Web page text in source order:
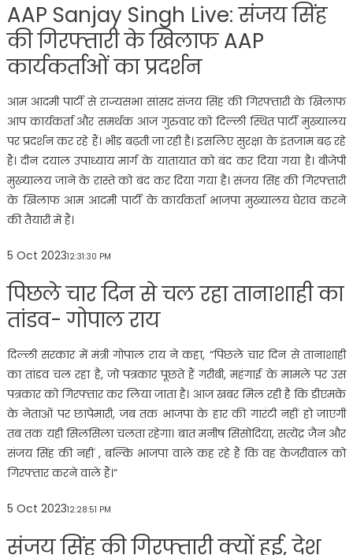
AAP Sanjay Singh Live: संजय सिंह
की गिरफ्तारी के खिलाफ AAP
कार्यकर्ताओं का प्रदर्शन
आम आदमी पार्टी से राज्यसभा सांसद संजय सिंह की गिरफ्तारी के खिलाफ
आप कार्यकर्ता और समर्थक आज गुरुवार को दिल्ली स्थित पार्टी मुख्यालय
पर प्रदर्शन कर रहे हैं। भीड़ बढ़ती जा रही है। इसलिए सुरक्षा के इंतजाम बढ़ रहे
हैं। दीन दयाल उपाध्याय मार्ग के यातायात को बंद कर दिया गया है। बीजेपी
मुख्यालय जाने के रास्ते को बंद कर दिया गया है। संजय सिंह की गिरफ्तारी
के खिलाफ आम आदमी पार्टी के कार्यकर्ता भाजपा मुख्यालय घेराव करने
की तैयारी में हैं।
5 Oct 202312:31:30 PM
पिछले चार दिन से चल रहा तानाशाही का
तांडव- गोपाल राय
दिल्ली सरकार में मंत्री गोपाल राय ने कहा, “पिछले चार दिन से तानाशाही
का तांडव चल रहा है, जो पत्रकार पूछते हैं गरीबी, महंगाई के मामले पर उस
पत्रकार को गिरफ्तार कर लिया जाता है। आज खबर मिल रही है कि डीएमके
के नेताओं पर छापेमारी, जब तक भाजपा के हार की गारंटी नहीं हो जाएगी
तब तक यही सिलसिला चलता रहेगा। बात मनीष सिसोदिया, सत्येंद्र जैन और
संजय सिंह की नहीं , बल्कि भाजपा वाले कह रहे हैं कि वह केजरीवाल को
गिरफ्तार करने वाले हैं।”
5 Oct 202312:28:51 PM
संजय सिंह की गिरफ्तारी क्यों हुई, देश